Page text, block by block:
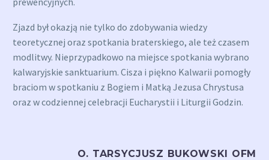
Zjazd był okazją nie tylko do zdobywania wiedzy
teoretycznej oraz spotkania braterskiego, ale też czasem
modlitwy. Nieprzypadkowo na miejsce spotkania wybrano
kalwaryjskie sanktuarium. Cisza i piękno Kalwarii pomogły
braciom w spotkaniu z Bogiem i Matką Jezusa Chrystusa
oraz w codziennej celebracji Eucharystii i Liturgii Godzin.
O. TARSYCJUSZ BUKOWSKI OFM